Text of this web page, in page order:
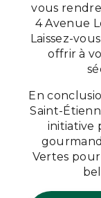
vous
4 Avenue
Laissez-
offrir à
En
Saint-
initiative
Vertes